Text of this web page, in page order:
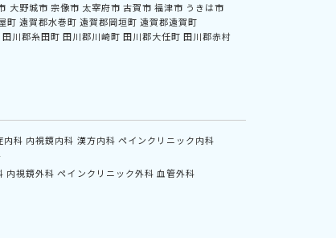
大野城市 宗像市 太宰府市 古賀市 福津市 うきは市
町 遠賀郡水巻町 遠賀郡岡垣町 遠賀郡遠賀町
田川郡糸田町 田川郡川崎町 田川郡大任町 田川郡赤村
内科 内視鏡内科 漢方内科 ペインクリニック内科
内視鏡外科 ペインクリニック外科 血管外科